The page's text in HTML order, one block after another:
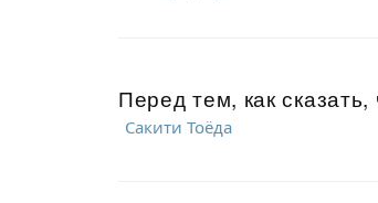
Перед тем, как
Сакити Тоёда